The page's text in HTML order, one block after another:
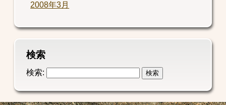
2008年3月
検索
検索: